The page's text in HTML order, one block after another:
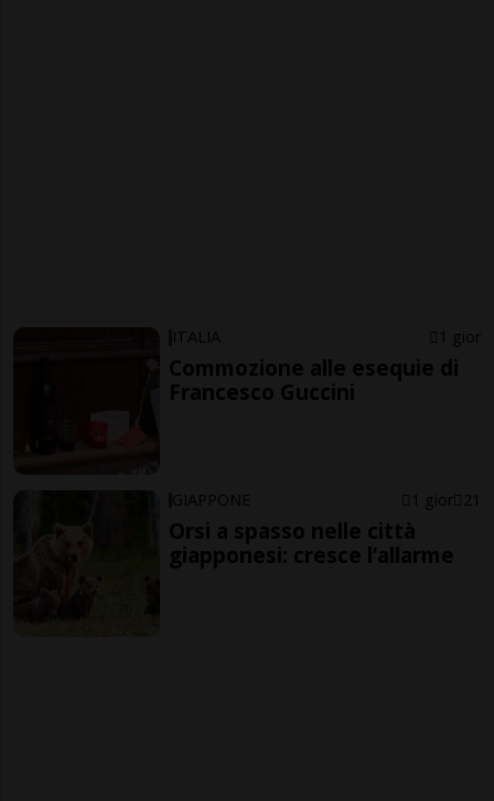
ITALIA 1 gior
Commozione alle esequie di
Francesco Guccini
GIAPPONE 1 gior 21
Orsi a spasso nelle città
giapponesi: cresce l’allarme